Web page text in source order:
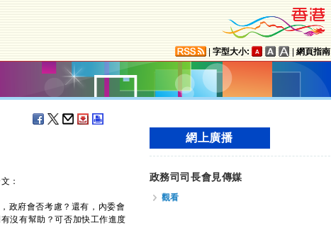
字型大小: 網頁指南
：
政府會否考慮？還有，內委會
沒有幫助？可否加快工作進度
網上廣播
政務司司長會見傳媒
觀看